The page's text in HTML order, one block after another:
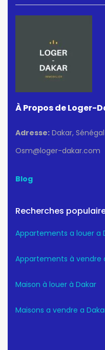
À Propos de Loger-
Adresse: Dakar, Sénégal
Osm@loger-dakar.com
Blog
Recherches
Appartements a louer a
Appartements à vendre
Maison à louer à Dakar
Maisons a vendre a